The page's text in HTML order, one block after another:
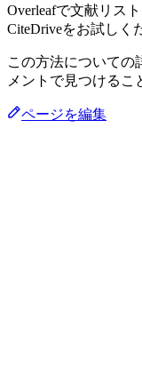
Overleafで文献リス
CiteDriveをお試しく
この方法についての
メントで見つけるこ
ページを編集